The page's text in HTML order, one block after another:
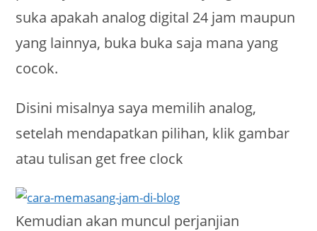
suka apakah analog digital 24 jam maupun
yang lainnya, buka buka saja mana yang
cocok.
Disini misalnya saya memilih analog,
setelah mendapatkan pilihan, klik gambar
atau tulisan get free clock
Kemudian akan muncul perjanjian